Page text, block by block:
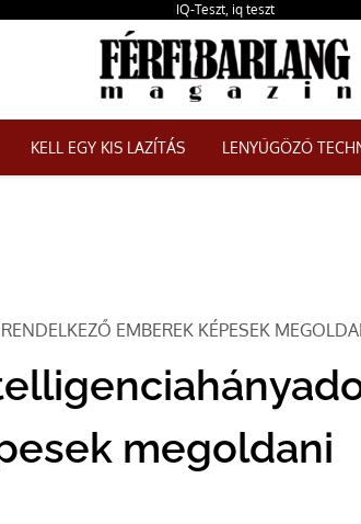
IQ-Teszt, iq teszt
KELL EGY KIS LAZÍTÁS LENYŰGÖZŐ
EMBEREK KÉPESEK
megoldani